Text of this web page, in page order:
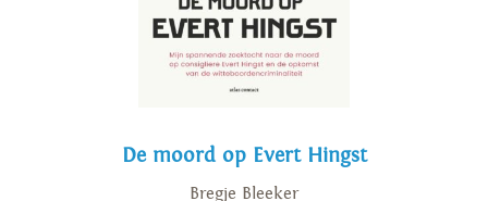
De moord op Evert Hingst
Bregje Bleeker